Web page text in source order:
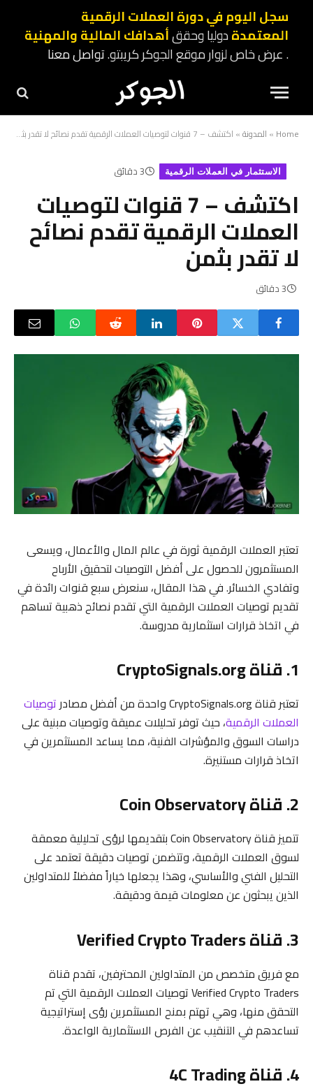
سجل اليوم في دورة العملات الرقمية
المعتمدةدوليا وحققأهدافك المالية والمهنية
. عرض خاص لزوار موقع الجوكر كريبتو.تواصل معنا
Home
» المدونة» اكتشف – 7 قنوات لتوصيات العملات الرقمية تقدم نصائح لا تقدر بثمن
الاستثمار في العملات الرقمية 3 دقائق
اكتشف – 7 قنوات لتوصيات
العملات الرقمية تقدم نصائح
لا تقدر بثمن
3 دقائق
تعتبر العملات الرقمية ثورة في عالم المال والأعمال، ويسعى
المستثمرون للحصول على أفضل التوصيات لتحقيق الأرباح
وتفادي الخسائر. في هذا المقال، سنعرض سبع قنوات رائدة في
تقديم توصيات العملات الرقمية التي تقدم نصائح ذهبية تساهم
في اتخاذ قرارات استثمارية مدروسة.
1. قناة CryptoSignals.org
تعتبر قناة CryptoSignals.org واحدة من أفضل مصادر
توصيات
العملات الرقمية، حيث توفر تحليلات عميقة وتوصيات مبنية على
دراسات السوق والمؤشرات الفنية، مما يساعد المستثمرين في
اتخاذ قرارات مستنيرة.
2. قناة Coin Observatory
تتميز قناة Coin Observatory بتقديمها لرؤى تحليلية معمقة
لسوق العملات الرقمية، وتتضمن توصيات دقيقة تعتمد على
التحليل الفني والأساسي، وهذا يجعلها خياراً مفضلاً للمتداولين
الذين يبحثون عن معلومات قيمة ودقيقة.
3. قناة Verified Crypto Traders
مع فريق متخصص من المتداولين المحترفين، تقدم قناة
Verified Crypto Traders توصيات العملات الرقمية التي تم
التحقق منها، وهي تهتم بمنح المستثمرين رؤى إستراتيجية
تساعدهم في التنقيب عن الفرص الاستثمارية الواعدة.
4. قناة 4C Trading